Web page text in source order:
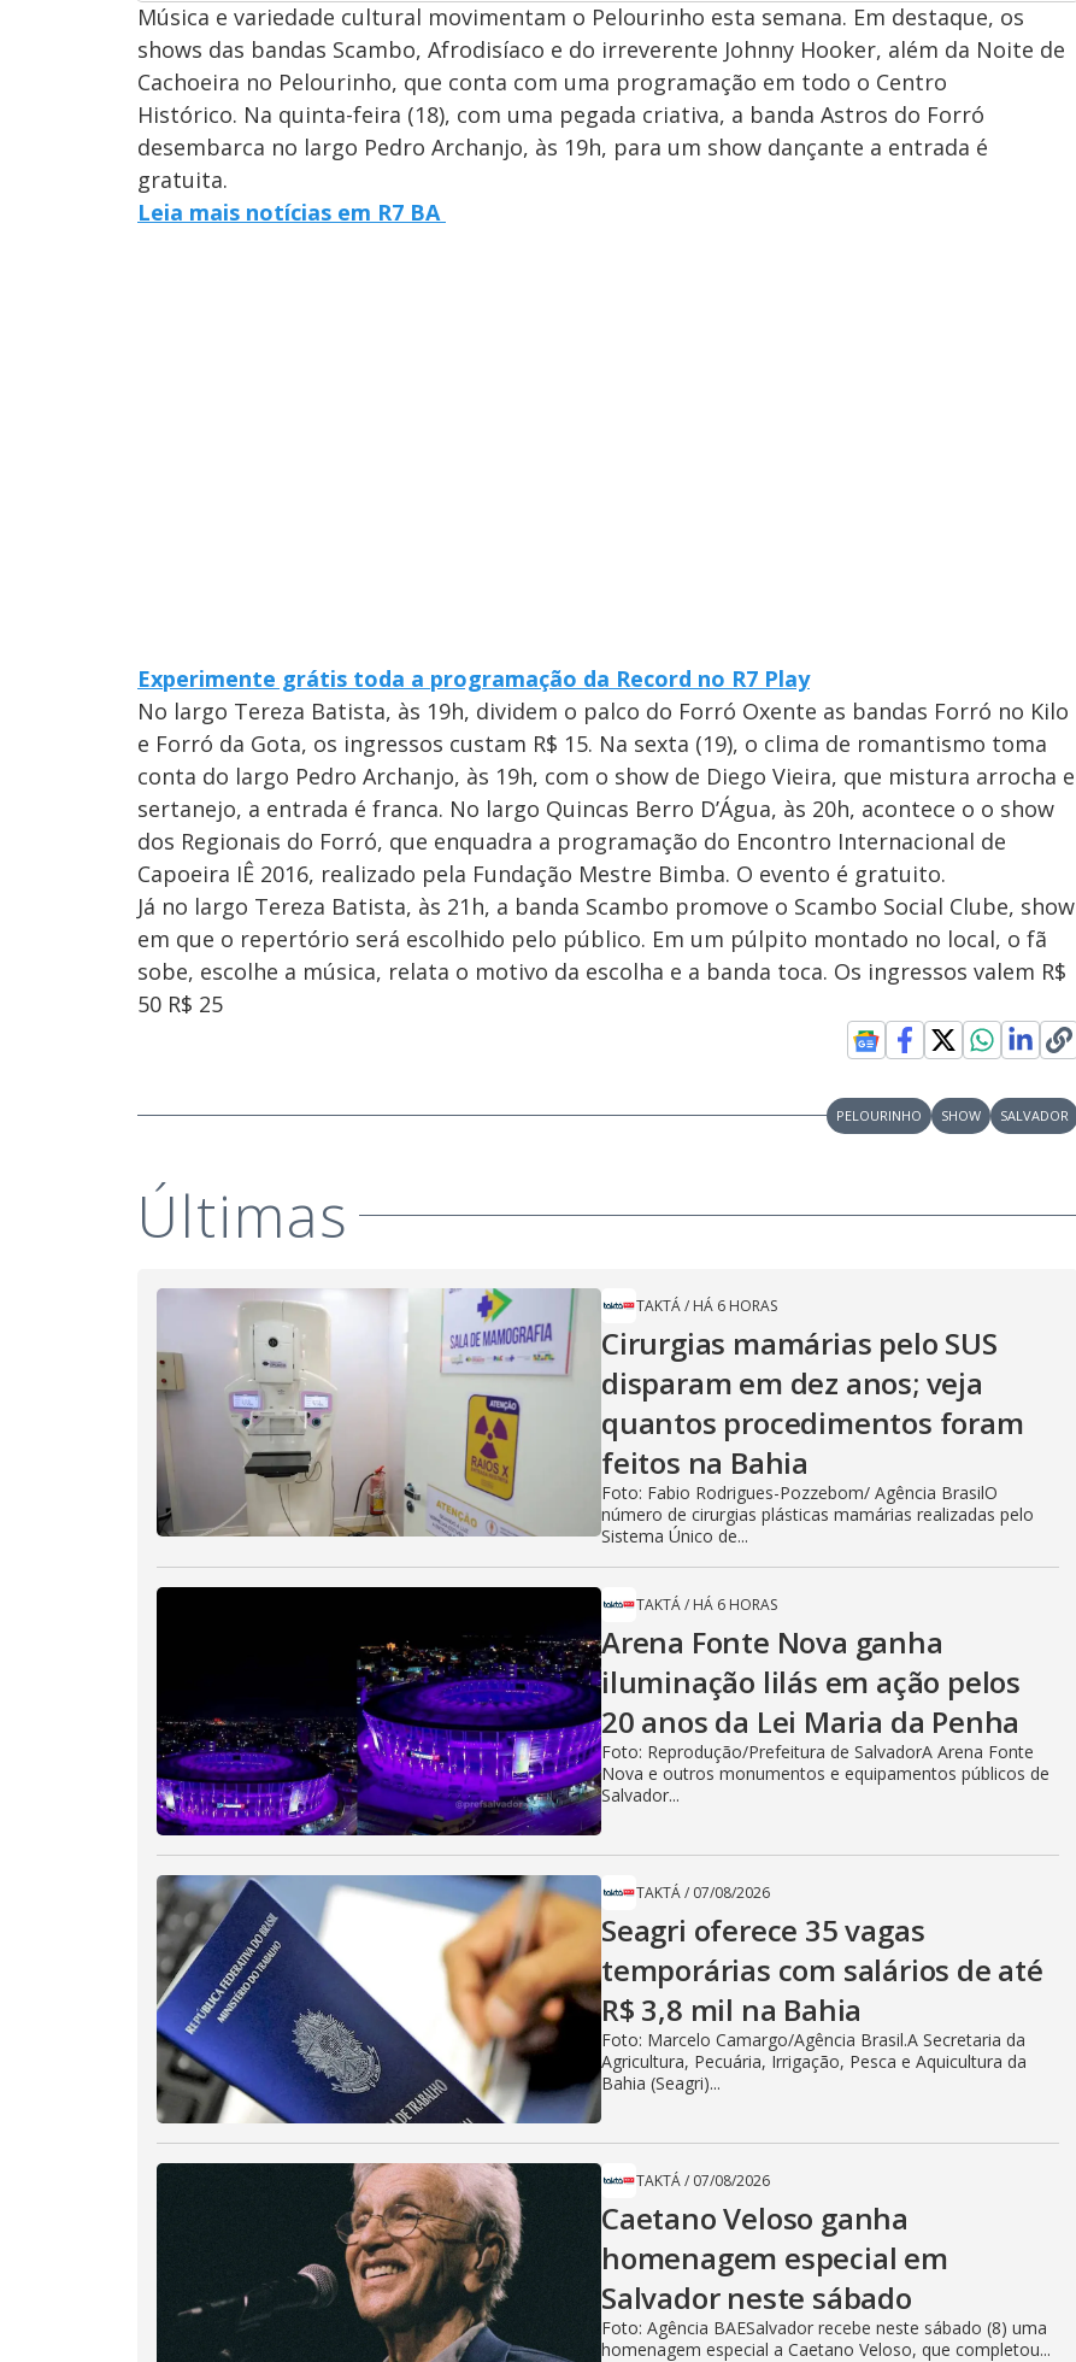
Música e variedade cultural movimentam o Pelourinho esta semana. Em destaque, os
shows das bandas Scambo, Afrodisíaco e do irreverente Johnny Hooker, além da Noite de
Cachoeira no Pelourinho, que conta com uma programação em todo o Centro
Histórico. Na quinta-feira (18), com uma pegada criativa, a banda Astros do Forró
desembarca no largo Pedro Archanjo, às 19h, para um show dançante a entrada é
gratuita.
Leia mais notícias em R7 BA
Experimente grátis toda a programação da Record no R7 Play
No largo Tereza Batista, às 19h, dividem o palco do Forró Oxente as bandas Forró no Kilo
e Forró da Gota, os ingressos custam R$ 15. Na sexta (19), o clima de romantismo toma
conta do largo Pedro Archanjo, às 19h, com o show de Diego Vieira, que mistura arrocha e
sertanejo, a entrada é franca. No largo Quincas Berro D’Água, às 20h, acontece o o show
dos Regionais do Forró, que enquadra a programação do Encontro Internacional de
Capoeira IÊ 2016, realizado pela Fundação Mestre Bimba. O evento é gratuito.
Já no largo Tereza Batista, às 21h, a banda Scambo promove o Scambo Social Clube, show
em que o repertório será escolhido pelo público. Em um púlpito montado no local, o fã
sobe, escolhe a música, relata o motivo da escolha e a banda toca. Os ingressos valem R$
50 R$ 25
PELOURINHO SHOW SALVADOR
Últimas
TAKTÁ/ HÁ 6 HORAS
Cirurgias mamárias pelo SUS
disparam em dez anos; veja
quantos procedimentos foram
feitos na Bahia
Foto: Fabio Rodrigues-Pozzebom/ Agência BrasilO
número de cirurgias plásticas mamárias realizadas pelo
Sistema Único de...
TAKTÁ/ HÁ 6 HORAS
Arena Fonte Nova ganha
iluminação lilás em ação pelos
20 anos da Lei Maria da Penha
Foto: Reprodução/Prefeitura de SalvadorA Arena Fonte
Nova e outros monumentos e equipamentos públicos de
Salvador...
TAKTÁ/ 07/08/2026
Seagri oferece 35 vagas
temporárias com salários de até
R$ 3,8 mil na Bahia
Foto: Marcelo Camargo/Agência Brasil.A Secretaria da
Agricultura, Pecuária, Irrigação, Pesca e Aquicultura da
Bahia (Seagri)...
TAKTÁ/ 07/08/2026
Caetano Veloso ganha
homenagem especial em
Salvador neste sábado
Foto: Agência BAESalvador recebe neste sábado (8) uma
homenagem especial a Caetano Veloso, que completou...